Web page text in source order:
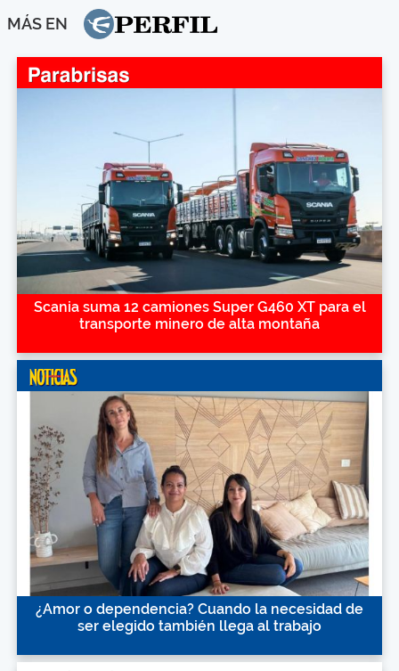
MÁS EN
Scania suma 12 camiones Super G460 XT para el
transporte minero de alta montaña
¿Amor o dependencia? Cuando la necesidad de
ser elegido también llega al trabajo